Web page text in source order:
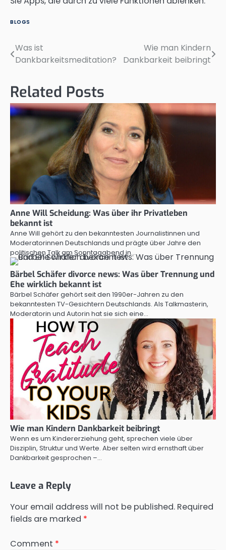
BLOGS
Post
Was ist
Dankbarkeitsmeditation?
Wie man Kindern
Dankbarkeit beibringt
Related Posts
Anne Will Scheidung: Was über ihr Privatleben
bekannt ist
Anne Will gehört zu den bekanntesten Journalistinnen und
Moderatorinnen Deutschlands und prägte über Jahre den
politischen Talk am Sonntagabend in…
Bärbel Schäfer divorce news: Was über Trennung und
Ehe wirklich bekannt ist
Bärbel Schäfer gehört seit den 1990er-Jahren zu den
bekanntesten TV-Gesichtern Deutschlands. Als Talkmasterin,
Moderatorin und Autorin hat sie sich eine…
Wie man Kindern Dankbarkeit beibringt
Wenn es um Kindererziehung geht, sprechen viele über
Disziplin, Struktur und Werte. Aber selten wird ernsthaft über
Dankbarkeit gesprochen –…
Leave a Reply
Your email address will not be published. Required
fields are marked *
Comment *